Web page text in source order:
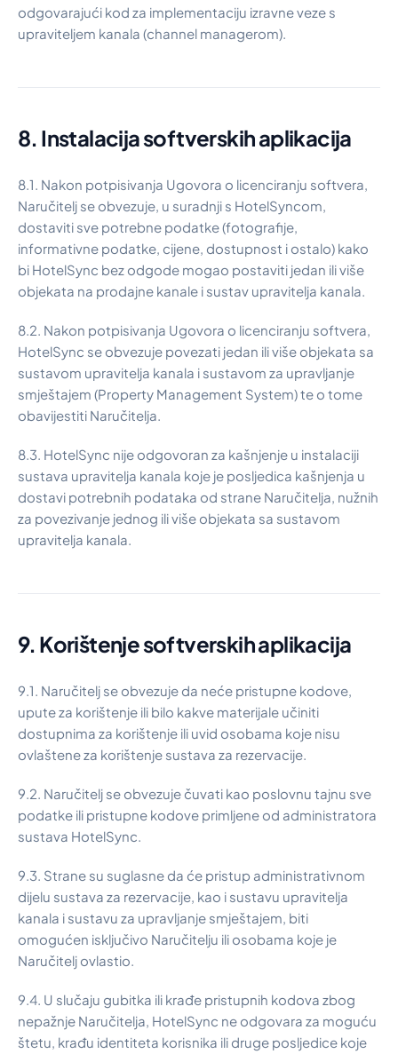
odgovarajući kod za implementaciju izravne veze s
upraviteljem kanala (channel managerom).
8. Instalacija softverskih aplikacija
8.1. Nakon potpisivanja Ugovora o licenciranju softvera,
Naručitelj se obvezuje, u suradnji s HotelSyncom,
dostaviti sve potrebne podatke (fotografije,
informativne podatke, cijene, dostupnost i ostalo) kako
bi HotelSync bez odgode mogao postaviti jedan ili više
objekata na prodajne kanale i sustav upravitelja kanala.
8.2. Nakon potpisivanja Ugovora o licenciranju softvera,
HotelSync se obvezuje povezati jedan ili više objekata sa
sustavom upravitelja kanala i sustavom za upravljanje
smještajem (Property Management System) te o tome
obavijestiti Naručitelja.
8.3. HotelSync nije odgovoran za kašnjenje u instalaciji
sustava upravitelja kanala koje je posljedica kašnjenja u
dostavi potrebnih podataka od strane Naručitelja, nužnih
za povezivanje jednog ili više objekata sa sustavom
upravitelja kanala.
9. Korištenje softverskih aplikacija
9.1. Naručitelj se obvezuje da neće pristupne kodove,
upute za korištenje ili bilo kakve materijale učiniti
dostupnima za korištenje ili uvid osobama koje nisu
ovlaštene za korištenje sustava za rezervacije.
9.2. Naručitelj se obvezuje čuvati kao poslovnu tajnu sve
podatke ili pristupne kodove primljene od administratora
sustava HotelSync.
9.3. Strane su suglasne da će pristup administrativnom
dijelu sustava za rezervacije, kao i sustavu upravitelja
kanala i sustavu za upravljanje smještajem, biti
omogućen isključivo Naručitelju ili osobama koje je
Naručitelj ovlastio.
9.4. U slučaju gubitka ili krađe pristupnih kodova zbog
nepažnje Naručitelja, HotelSync ne odgovara za moguću
štetu, krađu identiteta korisnika ili druge posljedice koje